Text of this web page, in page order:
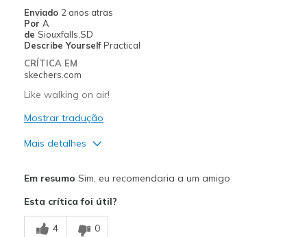
Width
Sizing
Feels true to size
View On Shoes
Enviado 2 anos atras
Por A
de Siouxfalls,SD
Describe Yourself Practical
CRÍTICA EM
skechers.com
Like walking on air!
Mostrar tradução
Mais detalhes
Stylish
Em resumo Sim, eu recomendaria a um amigo
Esta crítica foi útil?
4 0